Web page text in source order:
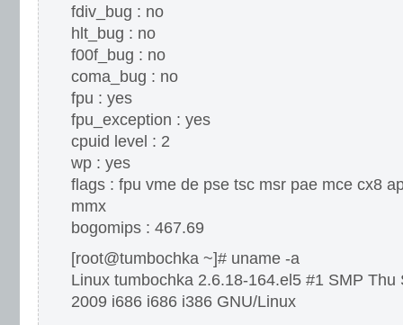
fdiv_bug : no
hlt_bug : no
f00f_bug : no
coma_bug : no
fpu : yes
fpu_exception : yes
cpuid level : 2
wp : yes
flags : fpu vme de pse tsc msr pae mce cx8
mmx
bogomips : 467.69
[root@tumbochka ~]# uname -a
Linux tumbochka 2.6.18-164.el5 #1 SMP Thu
2009 i686 i686 i386 GNU/Linux